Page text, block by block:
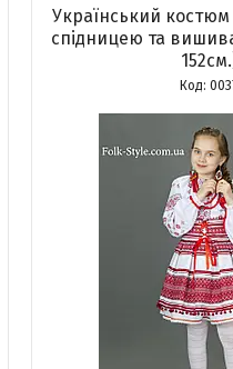
Український костюм
спідницею та